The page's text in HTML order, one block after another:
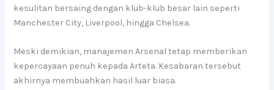
kesulitan bersaing dengan klub-klub besar lain seperti
Manchester City, Liverpool, hingga Chelsea.
Meski demikian, manajemen Arsenal tetap memberikan
kepercayaan penuh kepada Arteta. Kesabaran tersebut
akhirnya membuahkan hasil luar biasa.